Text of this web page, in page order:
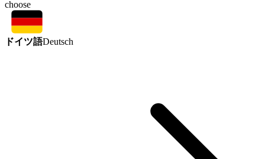
choose
ドイツ語Deutsch